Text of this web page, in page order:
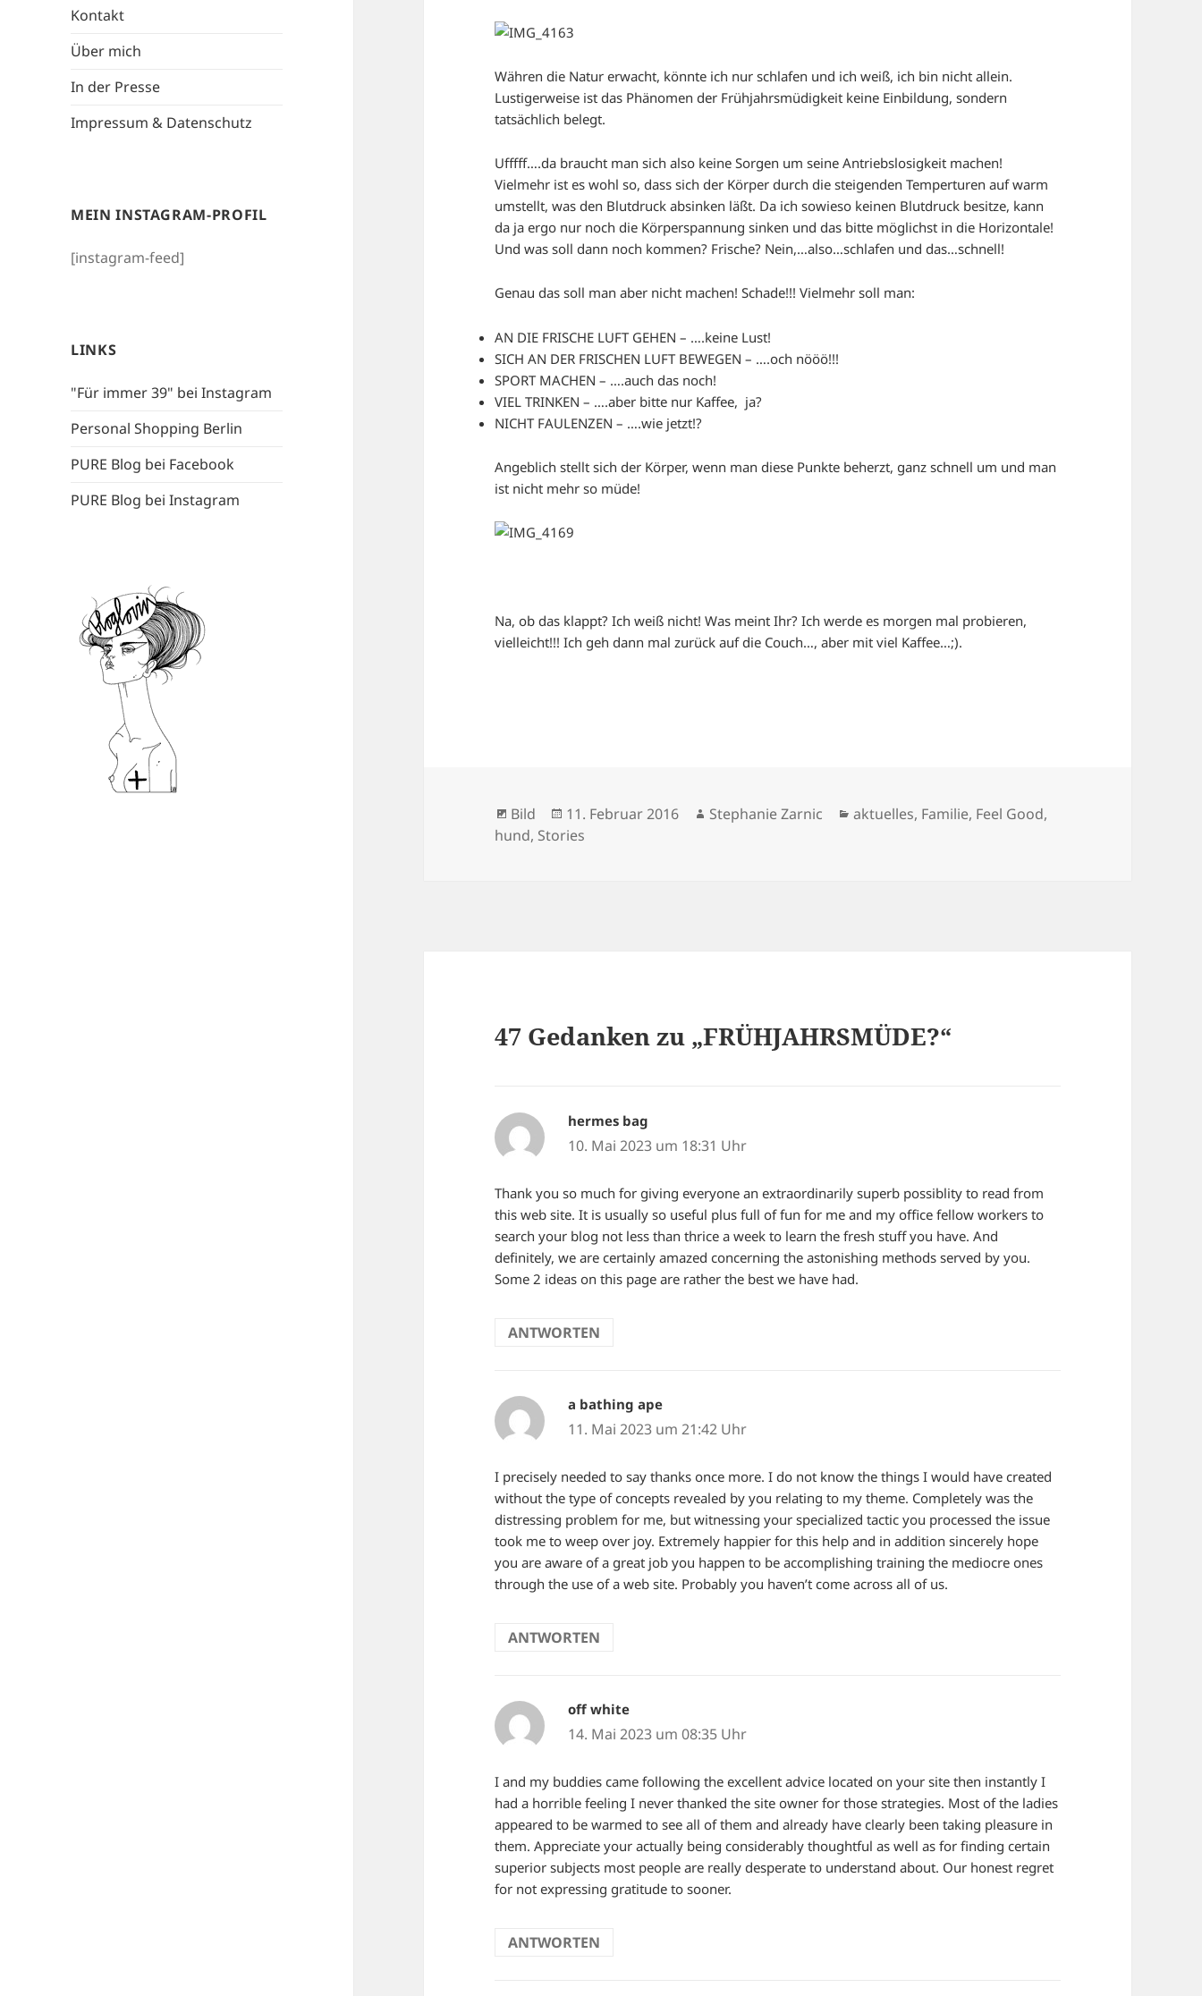
Kontakt
Über mich
In der Presse
Impressum & Datenschutz
MEIN INSTAGRAM-PROFIL
[instagram-feed]
LINKS
"Für immer 39" bei Instagram
Personal Shopping Berlin
PURE Blog bei Facebook
PURE Blog bei Instagram
Währen die Natur erwacht, könnte ich nur schlafen und ich weiß, ich bin nicht allein.
Lustigerweise ist das Phänomen der Frühjahrsmüdigkeit keine Einbildung, sondern
tatsächlich belegt.
Ufffff….da braucht man sich also keine Sorgen um seine Antriebslosigkeit machen!
Vielmehr ist es wohl so, dass sich der Körper durch die steigenden Temperturen auf warm
umstellt, was den Blutdruck absinken läßt. Da ich sowieso keinen Blutdruck besitze, kann
da ja ergo nur noch die Körperspannung sinken und das bitte möglichst in die Horizontale!
Und was soll dann noch kommen? Frische? Nein,…also…schlafen und das…schnell!
Genau das soll man aber nicht machen! Schade!!! Vielmehr soll man:
AN DIE FRISCHE LUFT GEHEN – ….keine Lust!
SICH AN DER FRISCHEN LUFT BEWEGEN – ….och nööö!!!
SPORT MACHEN – ….auch das noch!
VIEL TRINKEN – ….aber bitte nur Kaffee, ja?
NICHT FAULENZEN – ….wie jetzt!?
Angeblich stellt sich der Körper, wenn man diese Punkte beherzt, ganz schnell um und man
ist nicht mehr so müde!
Na, ob das klappt? Ich weiß nicht! Was meint Ihr? Ich werde es morgen mal probieren,
vielleicht!!! Ich geh dann mal zurück auf die Couch…, aber mit viel Kaffee…;).
Format
Bild
Veröffentlicht
am
11. Februar 2016 Autor
Stephanie Zarnic Kategorien
aktuelles, Familie, Feel Good,
hund, Stories
47 Gedanken zu „FRÜHJAHRSMÜDE?“
hermes bag
10. Mai 2023 um 18:31 Uhr
Thank you so much for giving everyone an extraordinarily superb possiblity to read from
this web site. It is usually so useful plus full of fun for me and my office fellow workers to
search your blog not less than thrice a week to learn the fresh stuff you have. And
definitely, we are certainly amazed concerning the astonishing methods served by you.
Some 2 ideas on this page are rather the best we have had.
ANTWORTEN
a bathing apesagt:
11. Mai 2023 um 21:42 Uhr
I precisely needed to say thanks once more. I do not know the things I would have created
without the type of concepts revealed by you relating to my theme. Completely was the
distressing problem for me, but witnessing your specialized tactic you processed the issue
took me to weep over joy. Extremely happier for this help and in addition sincerely hope
you are aware of a great job you happen to be accomplishing training the mediocre ones
through the use of a web site. Probably you haven’t come across all of us.
ANTWORTEN
off whitesagt:
14. Mai 2023 um 08:35 Uhr
I and my buddies came following the excellent advice located on your site then instantly I
had a horrible feeling I never thanked the site owner for those strategies. Most of the ladies
appeared to be warmed to see all of them and already have clearly been taking pleasure in
them. Appreciate your actually being considerably thoughtful as well as for finding certain
superior subjects most people are really desperate to understand about. Our honest regret
for not expressing gratitude to sooner.
ANTWORTEN